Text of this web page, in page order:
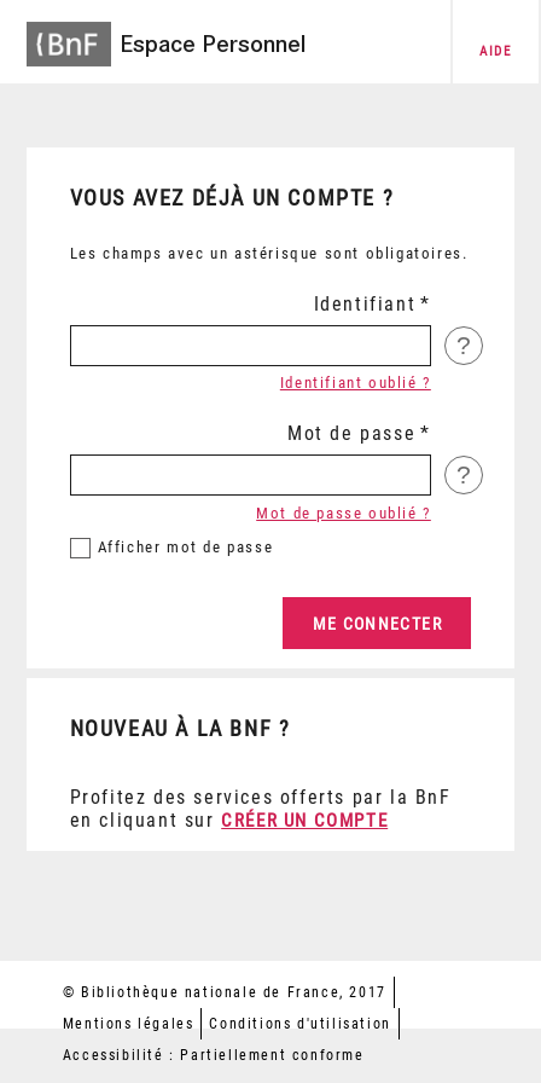
Espace Personnel AIDE
VOUS AVEZ DÉJÀ UN COMPTE ?
Les champs avec un astérisque sont obligatoires.
Identifiant
?
Identifiant oublié ?
Mot de passe
?
Afficher mot de passe
Mot de passe oublié ?
NOUVEAU À LA BNF ?
Profitez des services offerts par la BnF
en cliquant sur CRÉER UN COMPTE
© Bibliothèque nationale de France, 2017
Mentions légales
Conditions d'utilisation
Accessibilité : Partiellement conforme